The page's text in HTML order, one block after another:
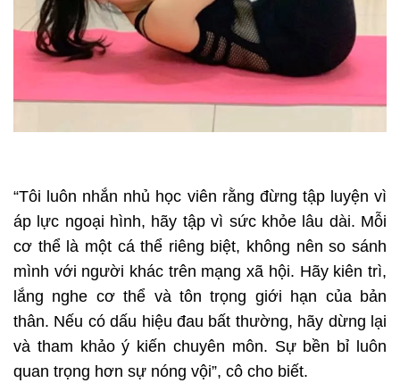
“Tôi luôn nhắn nhủ học viên rằng đừng tập luyện vì
áp lực ngoại hình, hãy tập vì sức khỏe lâu dài. Mỗi
cơ thể là một cá thể riêng biệt, không nên so sánh
mình với người khác trên mạng xã hội. Hãy kiên trì,
lắng nghe cơ thể và tôn trọng giới hạn của bản
thân. Nếu có dấu hiệu đau bất thường, hãy dừng lại
và tham khảo ý kiến chuyên môn. Sự bền bỉ luôn
quan trọng hơn sự nóng vội”, cô cho biết.